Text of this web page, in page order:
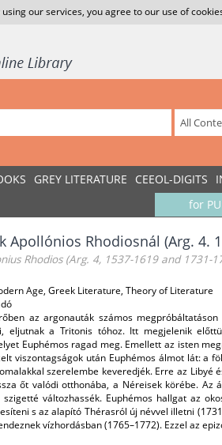
our services, you agree to our use of
GREY LITERATURE CEEOL-DIGITS
for
Apollónios Rhodiosnál (Arg. 4.
Rhodios (Arg. 4, 1537-1619 and 1731-
Age, Greek Literature, Theory of Literature
az argonauták számos
eljutnak a Tritonis tóhoz. Itt megjelenik
Euphémos ragad meg. Emellett az isten
viszontagságok után Euphémos álmot lát: a
szerelembe keveredjék. Erre az
őt valódi otthonába, a Néreisek körébe.
változhassék. Euphémos hallgat az
s az alapító Thérasról új névvel illetni
vízhordásban (1765–1772). Ezzel az